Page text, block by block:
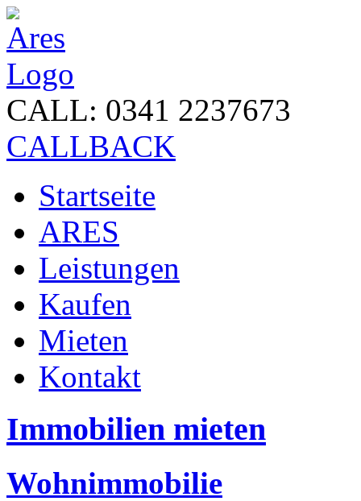
CALL: 0341 2237673
CALLBACK
Startseite
ARES
Leistungen
Kaufen
Mieten
Kontakt
Immobilien mieten
Wohnimmobilie